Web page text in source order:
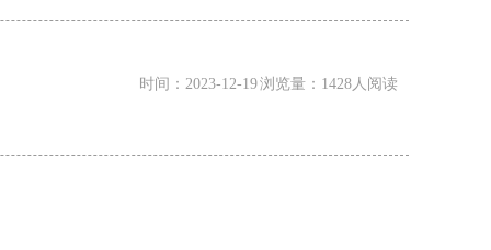
时间：2023-12-19 浏览量：1428人阅读